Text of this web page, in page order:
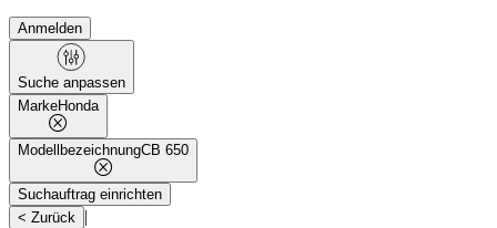
Anmelden
Suche anpassen
MarkeHonda
ModellbezeichnungCB 650
Suchauftrag einrichten
< Zurück |